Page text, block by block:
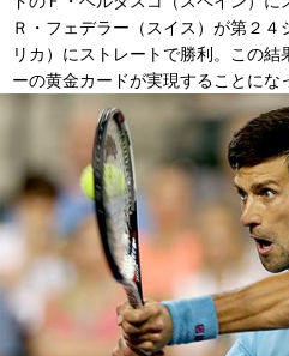
Ｒ・フェデラー（スイス）が第２
リカ）にストレートで勝利。この
ーの黄金カードが実現することにな